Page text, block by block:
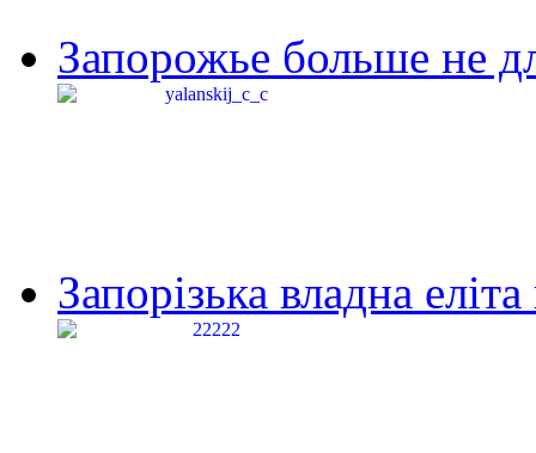
Запорожье больше не
Запорізька владна